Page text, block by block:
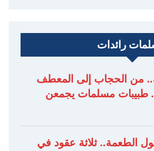
رائدات
من الحجاب إلى المعطف
طبيبات مسلمات يجمعن
الطعمة.. ثلاثة عقود في